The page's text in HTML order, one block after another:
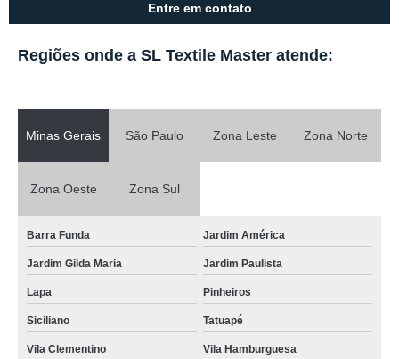
Entre em contato
Regiões onde a SL Textile Master atende:
Minas Gerais São Paulo Zona Leste Zona Norte
Zona Oeste Zona Sul
Barra Funda Jardim América
Jardim Gilda Maria Jardim Paulista
Lapa Pinheiros
Siciliano Tatuapé
Vila Clementino Vila Hamburguesa